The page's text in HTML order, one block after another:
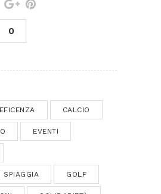
0
CALCIO
EVENTI
SPIAGGIA GOLF